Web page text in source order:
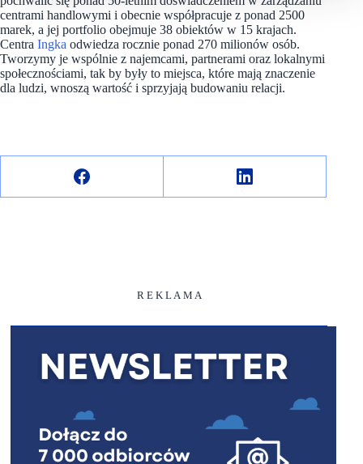
centrami handlowymi i obecnie współpracuje z ponad 2500
marek, a jej portfolio obejmuje 38 obiektów w 15 krajach.
Centra Ingka odwiedza rocznie ponad 270 milionów osób.
Tworzymy je wspólnie z najemcami, partnerami oraz lokalnymi
społecznościami, tak by były to miejsca, które mają znaczenie
dla ludzi, wnoszą wartość i sprzyjają budowaniu relacji.
R E K L A M A